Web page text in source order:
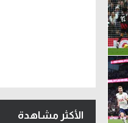
الأكثر مشاهدة